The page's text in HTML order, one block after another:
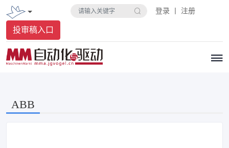
登录 丨 注册
投审稿入口
​ABB